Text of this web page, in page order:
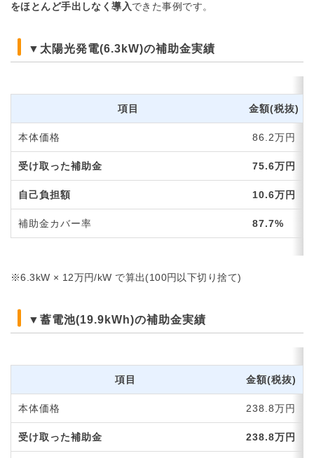
をほとんど手出しなく導入できた事例です。
▼太陽光発電(6.3kW)の補助金実績
項目 金額(税抜)
本体価格 86.2万円
受け取った補助金 75.6万円
自己負担額 10.6万円
補助金カバー率 87.7%
※6.3kW × 12万円/kW で算出(100円以下切り捨て)
▼蓄電池(19.9kWh)の補助金実績
項目 金額(税抜)
本体価格 238.8万円
受け取った補助金 238.8万円